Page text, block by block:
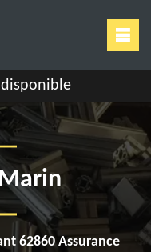
62860 Assurance